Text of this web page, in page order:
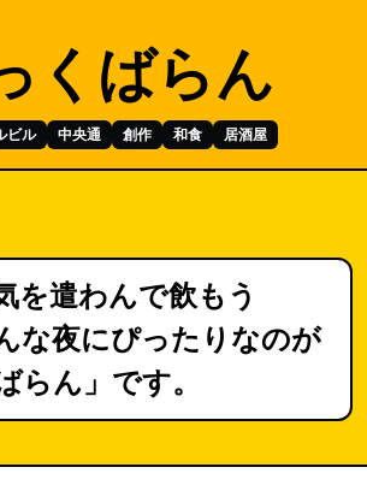
くばらん
ビル 中央通 創作 和食 居酒屋
を遣わんで飲もう
な夜にぴったりなのが
らん」です。